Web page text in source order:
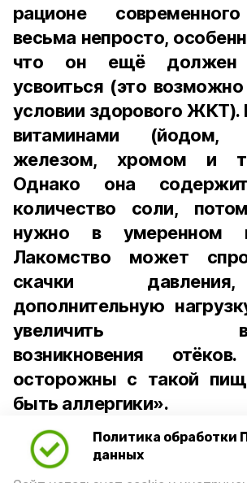
Политика обработки
данных
рационе
весьма непросто,
что он ещё должен
усвоиться (это
условии здорового ЖКТ).
витаминами (йодом,
железом, хромом и
Однако она
количество соли,
нужно в умеренном
Лакомство может
скачки
дополнительную
увеличить
возникновения
осторожны с такой
быть аллергики».
Для взрослого человека
порцией икры считается